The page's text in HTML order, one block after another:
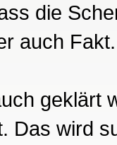
die
auch
geklärt
Das wird